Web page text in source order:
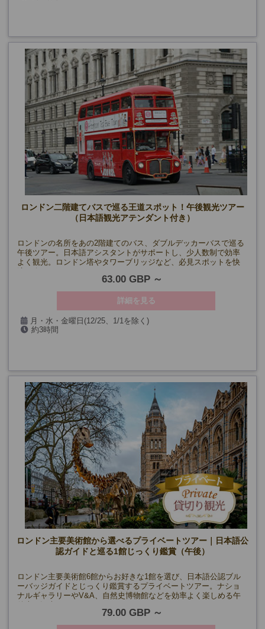
催行確定日
ロンドン二階建てバスで巡る王道スポット！午後観光ツアー
（日本語観光アテンダント付き）
ロンドンの名所をあの2階建てのバス、ダブルデッカーバスで巡る
午後ツアー。日本語アシスタントがサポートし、少人数制で効率
よく観光。ロンドン塔やタワーブリッジなど、必見スポットを快
63.00 GBP
詳細を見る
月・水・金曜日(12/25、1/1を除く)
約3時間
ロンドン主要美術館から選べるプライベートツアー｜日本語公
認ガイドと巡る1館じっくり鑑賞（午後）
ロンドン主要美術館6館からお好きな1館を選び、日本語公認ブル
ーバッジガイドとじっくり鑑賞するプライベートツアー。ナショ
ナルギャラリーやV&A、自然史博物館などを効率よく楽しめる午
79.00 GBP